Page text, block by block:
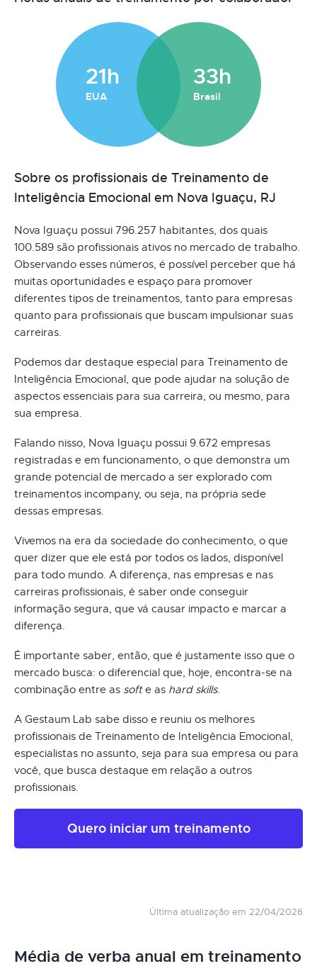
21h
EUA
33h
Brasil
Sobre os profissionais de Treinamento de
Inteligência Emocional em Nova Iguaçu, RJ
Nova Iguaçu possui 796.257 habitantes, dos quais
100.589 são profissionais ativos no mercado de trabalho.
Observando esses números, é possível perceber que há
muitas oportunidades e espaço para promover
diferentes tipos de treinamentos, tanto para empresas
quanto para profissionais que buscam impulsionar suas
carreiras.
Podemos dar destaque especial para Treinamento de
Inteligência Emocional, que pode ajudar na solução de
aspectos essenciais para sua carreira, ou mesmo, para
sua empresa.
Falando nisso, Nova Iguaçu possui 9.672 empresas
registradas e em funcionamento, o que demonstra um
grande potencial de mercado a ser explorado com
treinamentos incompany, ou seja, na própria sede
dessas empresas.
Vivemos na era da sociedade do conhecimento, o que
quer dizer que ele está por todos os lados, disponível
para todo mundo. A diferença, nas empresas e nas
carreiras profissionais, é saber onde conseguir
informação segura, que vá causar impacto e marcar a
diferença.
É importante saber, então, que é justamente isso que o
mercado busca: o diferencial que, hoje, encontra-se na
combinação entre as softe as hard skills.
A Gestaum Lab sabe disso e reuniu os melhores
profissionais de Treinamento de Inteligência Emocional,
especialistas no assunto, seja para sua empresa ou para
você, que busca destaque em relação a outros
profissionais.
Quero iniciar um treinamento
Última atualização em 22/04/2026
Média de verba anual em treinamento